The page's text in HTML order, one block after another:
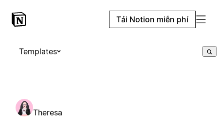
Tải Notion miễn phí
Templates
Theresa